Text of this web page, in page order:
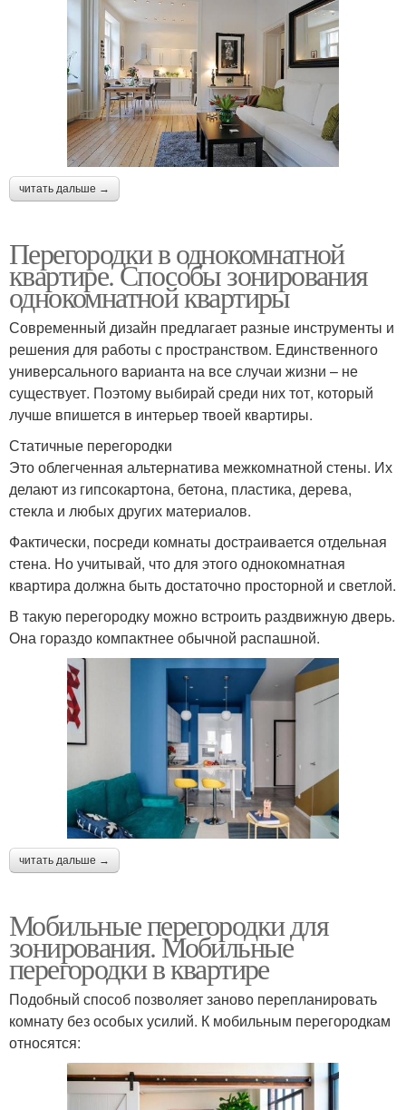
читать дальше →
Перегородки в однокомнатной
квартире. Способы зонирования
однокомнатной квартиры
Современный дизайн предлагает разные инструменты и
решения для работы с пространством. Единственного
универсального варианта на все случаи жизни – не
существует. Поэтому выбирай среди них тот, который
лучше впишется в интерьер твоей квартиры.
Статичные перегородки
Это облегченная альтернатива межкомнатной стены. Их
делают из гипсокартона, бетона, пластика, дерева,
стекла и любых других материалов.
Фактически, посреди комнаты достраивается отдельная
стена. Но учитывай, что для этого однокомнатная
квартира должна быть достаточно просторной и светлой.
В такую перегородку можно встроить раздвижную дверь.
Она гораздо компактнее обычной распашной.
читать дальше →
Мобильные перегородки для
зонирования. Мобильные
перегородки в квартире
Подобный способ позволяет заново перепланировать
комнату без особых усилий. К мобильным перегородкам
относятся: